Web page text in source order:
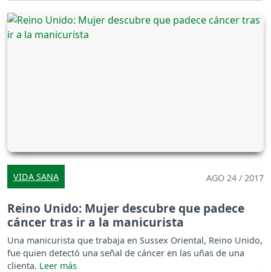
VIDA SANA AGO 24 / 2017
Reino Unido: Mujer descubre que padece
cáncer tras ir a la manicurista
Una manicurista que trabaja en Sussex Oriental, Reino Unido,
fue quien detectó una señal de cáncer en las uñas de una
clienta.